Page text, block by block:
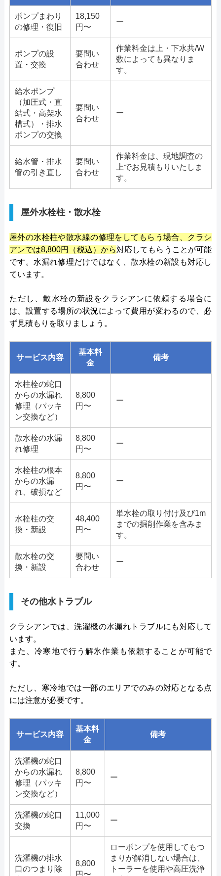
ポンプまわり
の修理・復旧
18,150
円〜
ー
ポンプの設
置・交換
要問い
合わせ
作業料金は上・下水共/W
数によっても異なりま
す。
給水ポンプ
（加圧式・直
結式・高架水
槽式）・排水
ポンプの交換
要問い
合わせ
ー
給水管・排水
管の引き直し
要問い
合わせ
作業料金は、現地調査の
上でお見積もりいたしま
す。
屋外水栓柱・散水栓
屋外の水栓柱や散水線の修理をしてもらう場合、クラシ
アンでは8,800円（税込）から対応してもらうことが可能
です。水漏れ修理だけではなく、散水栓の新設も対応し
ています。
ただし、散水栓の新設をクラシアンに依頼する場合に
は、設置する場所の状況によって費用が変わるので、必
ず見積もりを取りましょう。
サービス内容
基本料
金
備考
水柱栓の蛇口
からの水漏れ
修理（パッキ
ン交換など）
8,800
円〜
ー
散水栓の水漏
れ修理
8,800
円〜
ー
水栓柱の根本
からの水漏
れ、破損など
8,800
円〜
ー
水栓柱の交
換・新設
48,400
円〜
単水栓の取り付け及び1m
までの掘削作業を含みま
す。
散水栓の交
換・新設
要問い
合わせ
ー
その他水トラブル
クラシアンでは、洗濯機の水漏れトラブルにも対応して
います。
また、冷寒地で行う解氷作業も依頼することが可能で
す。
ただし、寒冷地では一部のエリアでのみの対応となる点
には注意が必要です。
サービス内容
基本料
金
備考
洗濯機の蛇口
からの水漏れ
修理（パッキ
ン交換など）
8,800
円〜
ー
洗濯機の蛇口
交換
11,000
円〜
ー
洗濯機の排水
口のつまり除
8,800
ローポンプを使用してもつ
まりが解消しない場合は、
トーラーを使用や高圧洗浄